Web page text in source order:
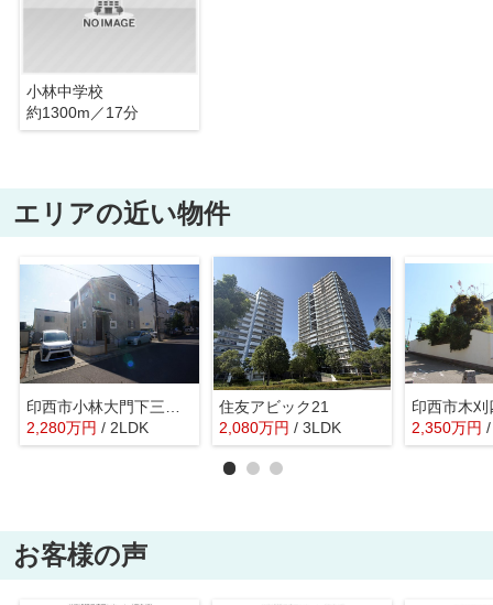
小林中学校
約1300m／17分
エリアの近い物件
2,280万円 / 2LDK
住友アビック21
2,080万円 / 3LDK
印西市木
2,350万円
お客様の声